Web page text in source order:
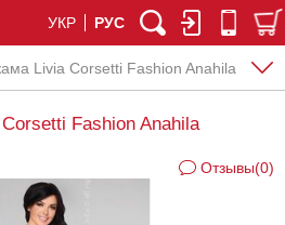
УКР РУС
Livia Corsetti Fashion Anahila
Fashion Anahila
Отзывы(0)